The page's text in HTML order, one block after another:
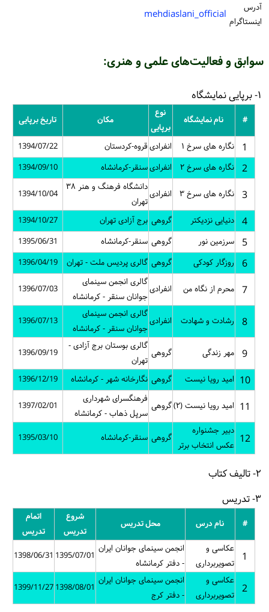
آدرس
اینستاگرام mehdiaslani_official
سوابق و فعالیت‌های علمی و هنری:
۱- برپایی نمایشگاه
# نام نمایشگاه
نوع
برپایی
مکان تاریخ برپایی
1 نگاره های سرخ ۱ انفرادیقروه-کردستان 1394/07/22
2 نگاره های سرخ ۲ انفرادیسنقر-کرمانشاه 1394/09/10
3 نگاره های سرخ ۳ انفرادی
دانشگاه فرهنگ و هنر ۳۸
تهران
1394/10/04
4 دنیایی نزدیکتر گروهی برج آزادی تهران 1394/10/27
5 سرزمین نور گروهی سنقر-کرمانشاه 1395/06/31
6 روزگار کودکی گروهی گالری پردیس ملت - تهران 1396/04/19
7 محرم از نگاه من انفرادی
گالری انجمن سینمای
جوانان سنقر - کرمانشاه
1396/07/03
8 رشادت و شهادت انفرادی
گالری انجمن سینمای
جوانان سنقر - کرمانشاه
1396/07/13
9 مهر زندگی گروهی
گالری بوستان برج آزادی -
تهران
1396/09/19
10 امید رویا نیست گروهی نگارخانه شهر - کرمانشاه 1396/12/19
11 امید رویا نیست (۲) گروهی
فرهنگسرای شهرداری
سرپل ذهاب - کرمانشاه
1397/02/01
12
دبیر جشنواره
عکس انتخاب برتر
گروهی سنقر-کرمانشاه 1395/03/10
۲- تالیف کتاب
۳- تدریس
# نام درس محل تدریس
شروع
تدریس
اتمام
تدریس
1
عکاسی و
تصویربرداری
انجمن سینمای جوانان ایران
- دفتر کرمانشاه
1395/07/01
1398/06/31
2
عکاسی و
تصویربرداری
انجمن سینمای جوانان ایران
- دفتر کرج
1398/08/01
1399/11/27